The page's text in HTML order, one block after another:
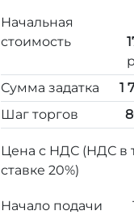
Начальная
стоимость
Сумма задатка
1
Шаг торгов
Цена с НДС (НДС в
ставке 20%)
Начало подачи